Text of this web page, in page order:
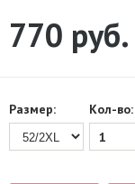
770 руб.
Размер: Кол-во: